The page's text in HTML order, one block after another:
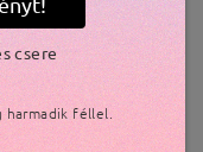
csere
harmadik féllel.